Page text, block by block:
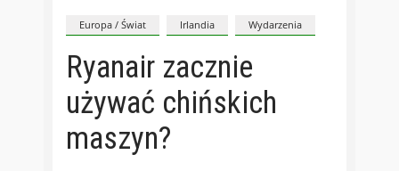
Europa / Świat Irlandia Wydarzenia
Ryanair zacznie
używać chińskich
maszyn?